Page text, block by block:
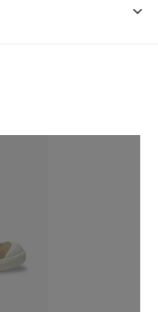
de envio normal (
da encomenda seja
Se quando
ir à secção de
enviar o pedido de
Cliente encarregar-